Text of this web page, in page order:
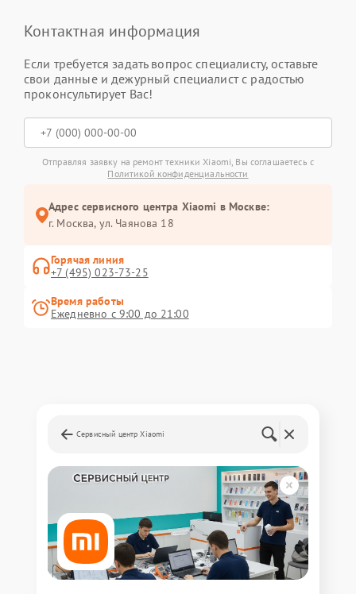
Контактная информация
Если требуется задать вопрос специалисту, оставьте
свои данные и дежурный специалист с радостью
проконсультирует Вас!
Отправляя заявку на ремонт техники Xiaomi, Вы соглашаетесь с
Политикой конфиденциальности
Адрес сервисного центра Xiaomi в Москве:
г. Москва, ул. Чаянова 18
Горячая линия
+7 (495) 023-73-25
Время работы
Ежедневно с 9:00 до 21:00
Сервисный центр Xiaomi